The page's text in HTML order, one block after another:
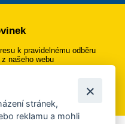
k pravidelnému odběru
našeho webu
stránek,
reklamu a mohli